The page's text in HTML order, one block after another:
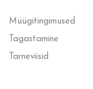
Müügitingimused
Tagastamine
Tarneviisid